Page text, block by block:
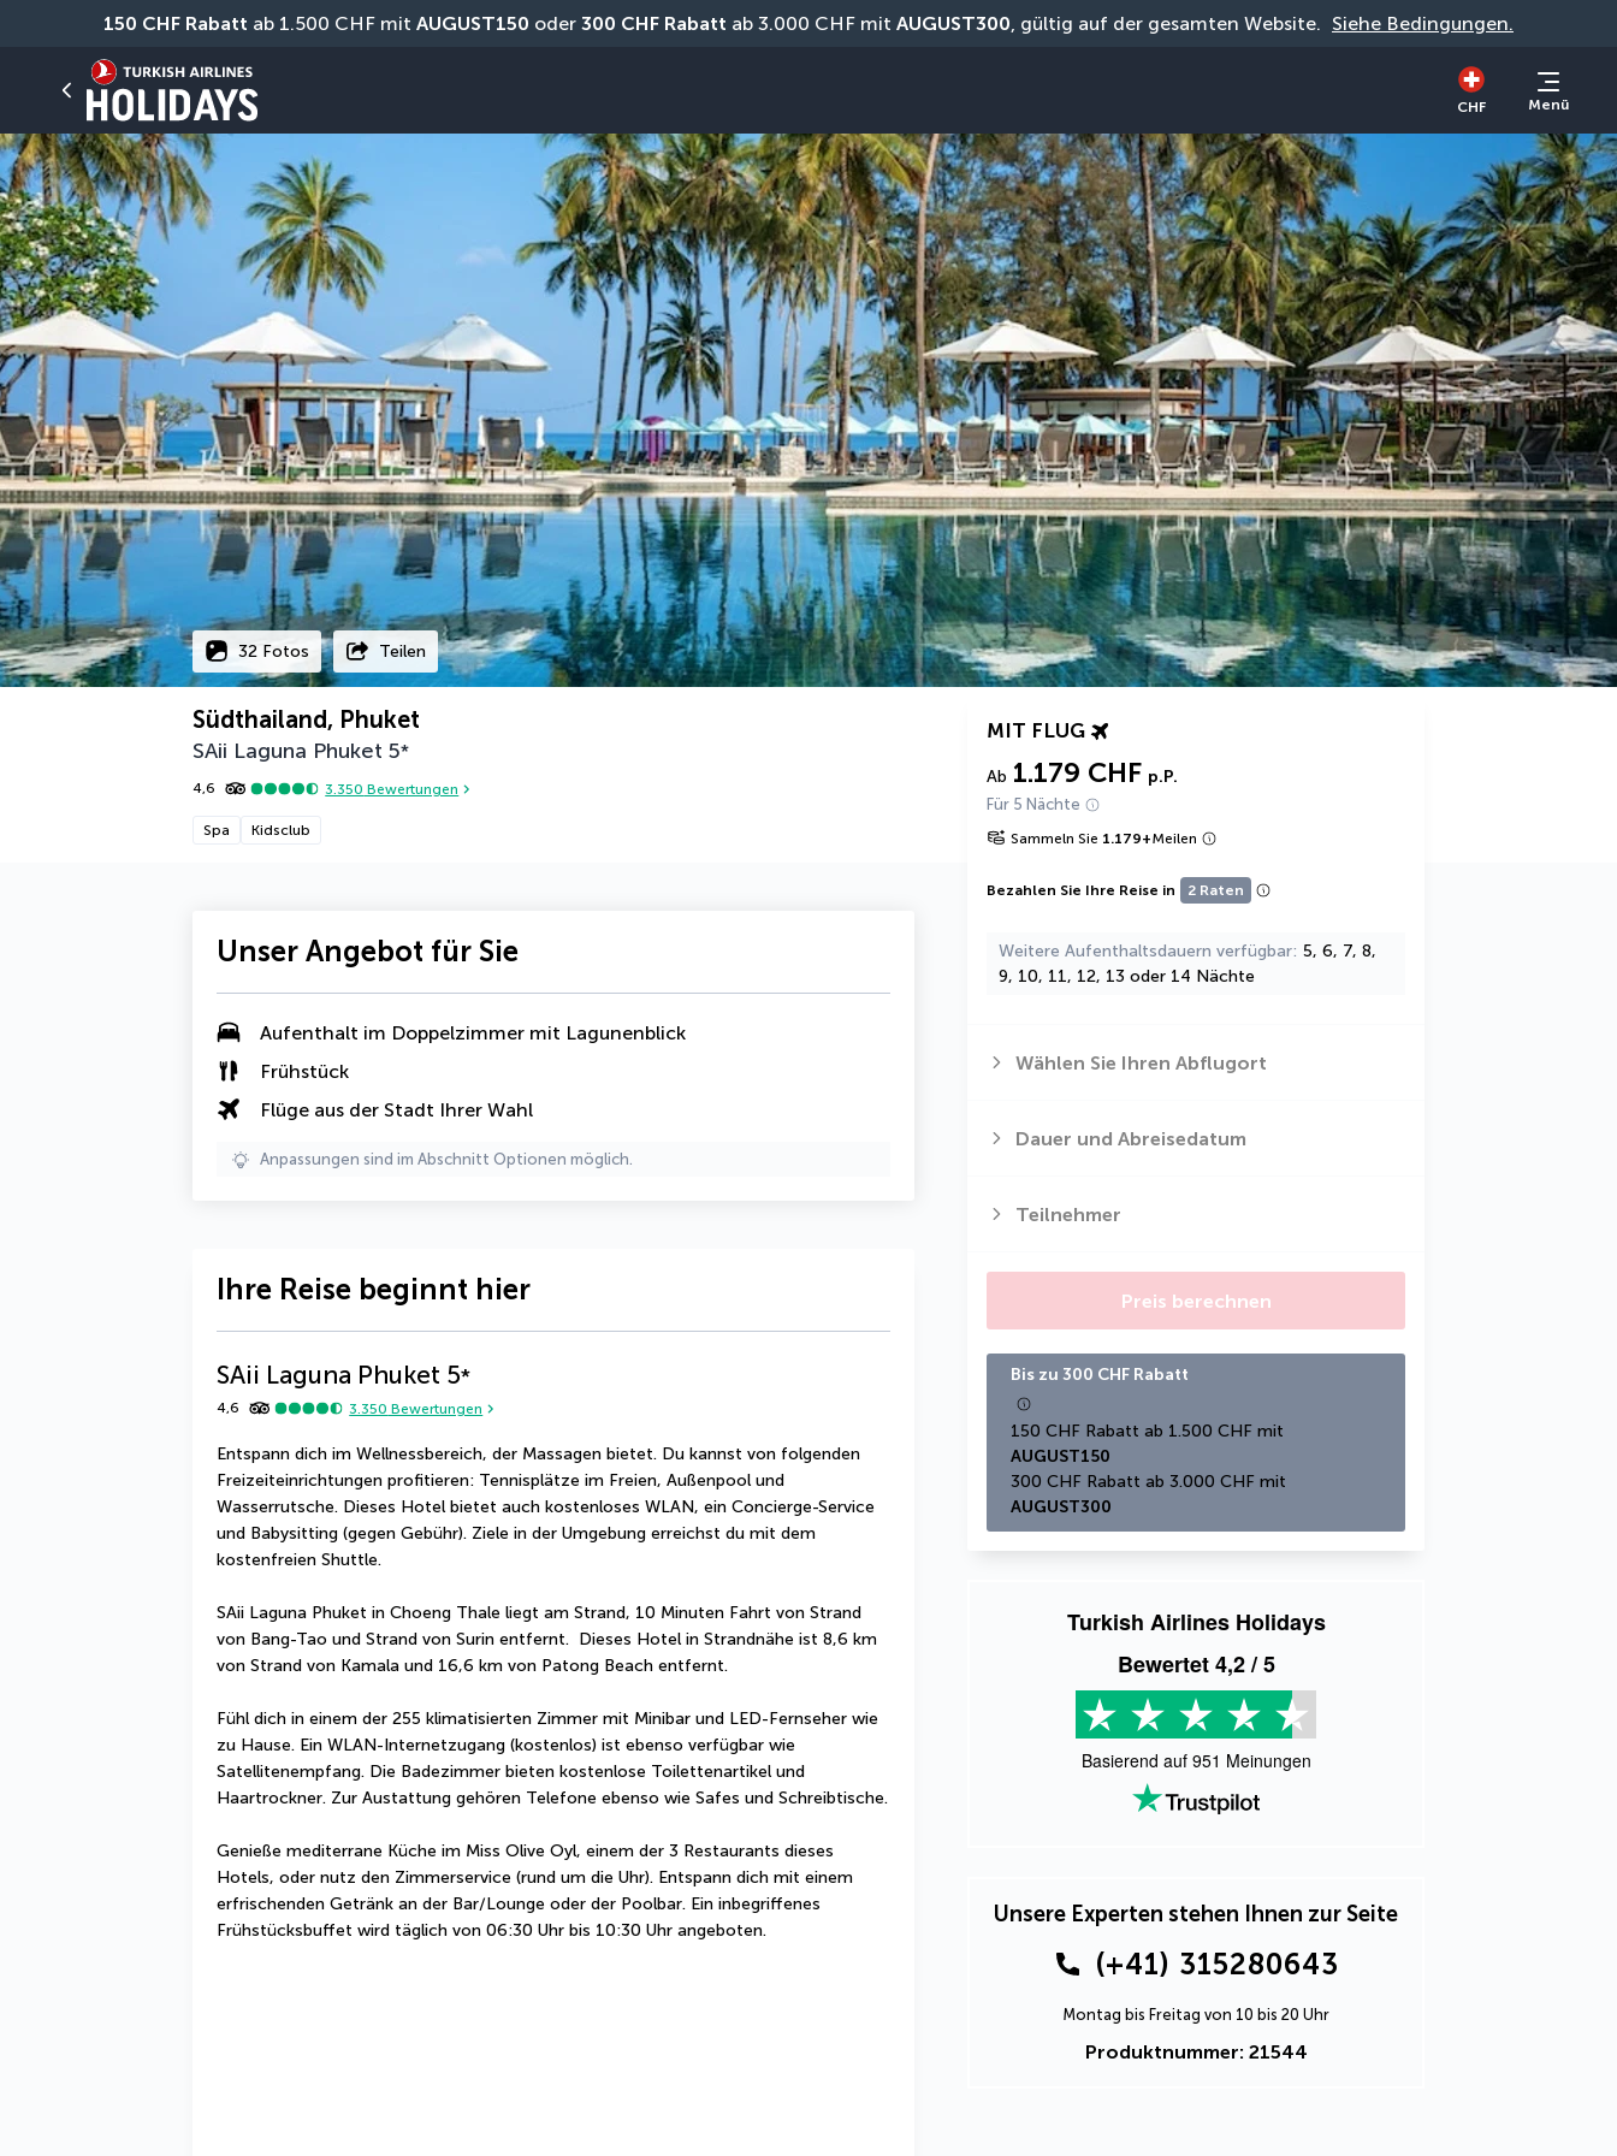
150 CHF Rabatt ab 1.500 CHF mit AUGUST150 oder 300 CHF Rabatt ab 3.000 CHF mit AUGUST300, gültig auf der gesamten Website. Siehe Bedingungen.
CHF Menü
32 Fotos Teilen
Südthailand, Phuket
SAii Laguna Phuket 5*
4,6 3.350 Bewertungen
Spa Kidsclub
MIT FLUG
Ab 1.179 CHF p.P.
Für 5 Nächte
Sammeln Sie 1.179+Meilen
Bezahlen Sie Ihre Reise in 2 Raten
Weitere Aufenthaltsdauern verfügbar 5, 6, 7, 8,
9, 10, 11, 12, 13 oder 14 Nächte
Wählen Sie Ihren Abflugort
Dauer und Abreisedatum
Teilnehmer
Preis berechnen
Bis zu 300 CHF Rabatt
AUGUST150
AUGUST300
Turkish Airlines Holidays
Bewertet4,2/ 5
Basierend auf 951 Meinungen
Unsere Experten stehen Ihnen zur Seite
(+41) 315280643
Montag bis Freitag von 10 bis 20 Uhr
Produktnummer: 21544
Unser Angebot für Sie
Aufenthalt im Doppelzimmer mit Lagunenblick
Frühstück
Flüge aus der Stadt Ihrer Wahl
Anpassungen sind im Abschnitt Optionen möglich.
Ihre Reise beginnt hier
SAii Laguna Phuket 5*
4,6 3.350 Bewertungen
Entspann dich im Wellnessbereich, der Massagen bietet. Du kannst von folgenden
Freizeiteinrichtungen profitieren: Tennisplätze im Freien, Außenpool und
Wasserrutsche. Dieses Hotel bietet auch kostenloses WLAN, ein Concierge-Service
und Babysitting (gegen Gebühr). Ziele in der Umgebung erreichst du mit dem
kostenfreien Shuttle.
SAii Laguna Phuket in Choeng Thale liegt am Strand, 10 Minuten Fahrt von Strand
von Bang-Tao und Strand von Surin entfernt.  Dieses Hotel in Strandnähe ist 8,6 km
von Strand von Kamala und 16,6 km von Patong Beach entfernt.
Fühl dich in einem der 255 klimatisierten Zimmer mit Minibar und LED-Fernseher wie
zu Hause. Ein WLAN-Internetzugang (kostenlos) ist ebenso verfügbar wie
Satellitenempfang. Die Badezimmer bieten kostenlose Toilettenartikel und
Haartrockner. Zur Austattung gehören Telefone ebenso wie Safes und Schreibtische.
Genieße mediterrane Küche im Miss Olive Oyl, einem der 3 Restaurants dieses
Hotels, oder nutz den Zimmerservice (rund um die Uhr). Entspann dich mit einem
erfrischenden Getränk an der Bar/Lounge oder der Poolbar. Ein inbegriffenes
Frühstücksbuffet wird täglich von 06:30 Uhr bis 10:30 Uhr angeboten.